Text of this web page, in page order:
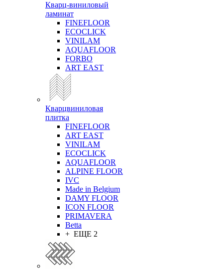
Кварц-виниловый
ламинат
FINEFLOOR
ECOCLICK
VINILAM
AQUAFLOOR
FORBO
ART EAST
Кварцвиниловая
плитка
FINEFLOOR
ART EAST
VINILAM
ECOCLICK
AQUAFLOOR
ALPINE FLOOR
IVC
Made in Belgium
DAMY FLOOR
ICON FLOOR
PRIMAVERA
Betta
+ ЕЩЕ 2